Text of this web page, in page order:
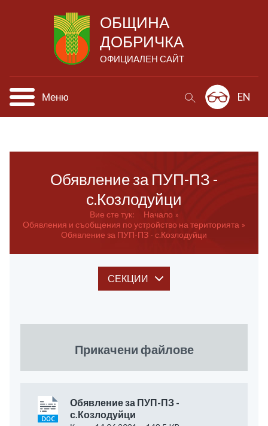
ОБЩИНА
ДОБРИЧКА
ОФИЦИАЛЕН САЙТ
Меню EN
Обявление за ПУП-ПЗ -
с.Козлодуйци
Вие сте тук:
Начало
Обявления и съобщения по устройство на територията
Обявление за ПУП-ПЗ - с.Козлодуйци
СЕКЦИИ
Прикачени файлове
Обявление за ПУП-ПЗ -
с.Козлодуйци